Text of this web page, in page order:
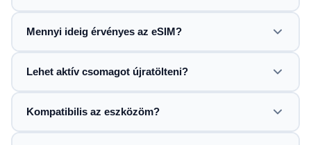
Mennyi ideig érvényes az eSIM?
Lehet aktív csomagot újratölteni?
Kompatibilis az eszközöm?